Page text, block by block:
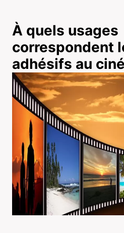
À quels usages
correspondent
adhésifs au